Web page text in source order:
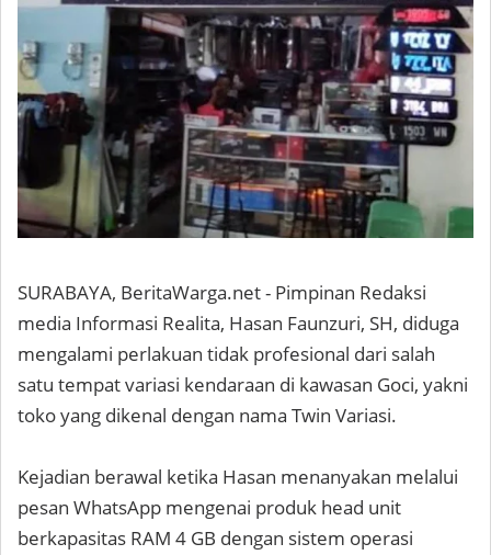
SURABAYA, BeritaWarga.net - Pimpinan Redaksi
media Informasi Realita, Hasan Faunzuri, SH, diduga
mengalami perlakuan tidak profesional dari salah
satu tempat variasi kendaraan di kawasan Goci, yakni
toko yang dikenal dengan nama Twin Variasi.
Kejadian berawal ketika Hasan menanyakan melalui
pesan WhatsApp mengenai produk head unit
berkapasitas RAM 4 GB dengan sistem operasi